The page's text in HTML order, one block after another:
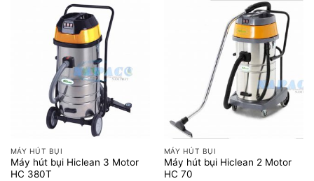
MÁY HÚT BỤI
Máy hút bụi Hiclean 3 Motor
HC 380T
MÁY HÚT BỤI
Máy hút bụi Hiclean 2 Motor
HC 70